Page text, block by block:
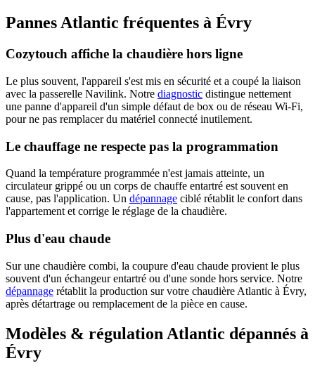
Pannes Atlantic fréquentes à Évry
Cozytouch affiche la chaudière hors ligne
Le plus souvent, l'appareil s'est mis en sécurité et a coupé la liaison
avec la passerelle Navilink. Notre diagnostic distingue nettement
une panne d'appareil d'un simple défaut de box ou de réseau Wi-Fi,
pour ne pas remplacer du matériel connecté inutilement.
Le chauffage ne respecte pas la programmation
Quand la température programmée n'est jamais atteinte, un
circulateur grippé ou un corps de chauffe entartré est souvent en
cause, pas l'application. Un dépannage ciblé rétablit le confort dans
l'appartement et corrige le réglage de la chaudière.
Plus d'eau chaude
Sur une chaudière combi, la coupure d'eau chaude provient le plus
souvent d'un échangeur entartré ou d'une sonde hors service. Notre
dépannage rétablit la production sur votre chaudière Atlantic à Évry,
après détartrage ou remplacement de la pièce en cause.
Modèles & régulation Atlantic dépannés à
Évry